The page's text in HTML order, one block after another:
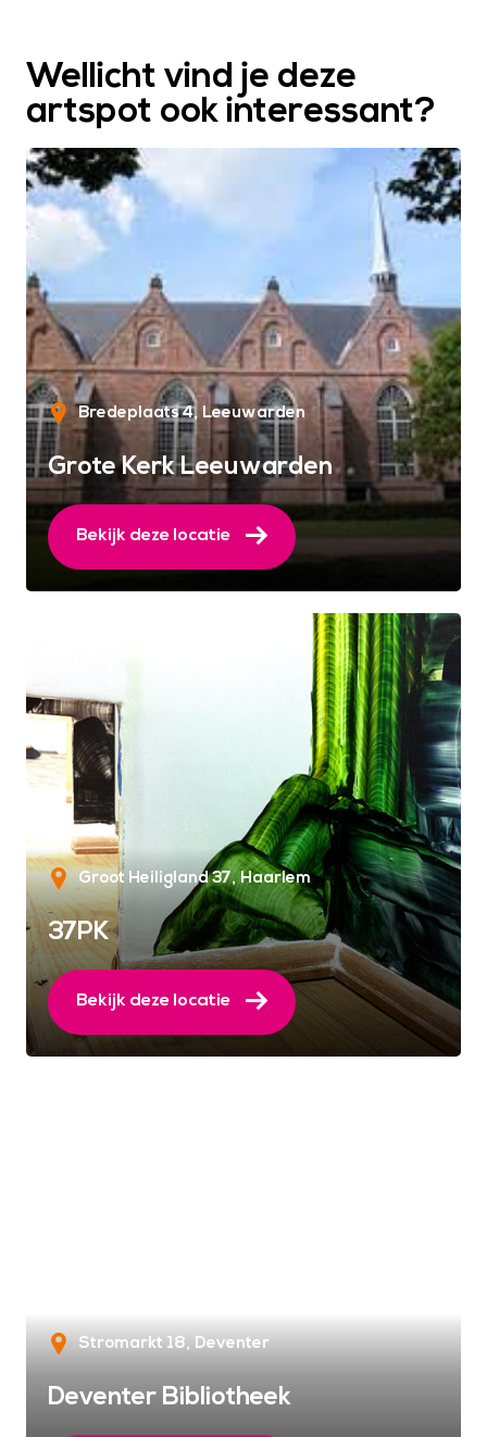
Wellicht vind je deze
artspot ook interessant?
Bredeplaats 4 Leeuwarden
Grote Kerk Leeuwarden
Bekijk deze locatie
Groot Heiligland 37 Haarlem
37PK
Bekijk deze locatie
Stromarkt 18 Deventer
Deventer Bibliotheek